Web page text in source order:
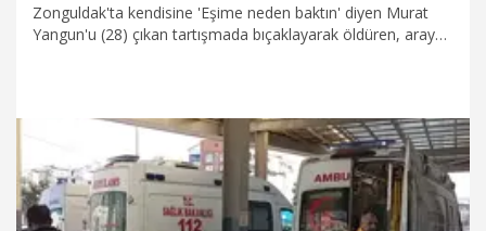
Zonguldak'ta kendisine 'Eşime neden baktın' diyen Murat
Yangun'u (28) çıkan tartışmada bıçaklayarak öldüren, araya
cezasına çarptırıldı.
5.03.2026 Foto Galeri